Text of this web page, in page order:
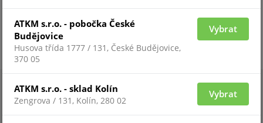
ATKM s.r.o. - pobočka České
Budějovice
Husova třída 1777 / 131, České Budějovice,
370 05
Vybrat
ATKM s.r.o. - sklad Kolín
Zengrova / 131, Kolín, 280 02
Vybrat